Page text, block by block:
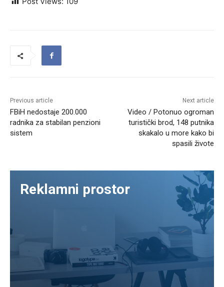
Previous article
FBiH nedostaje 200.000
radnika za stabilan penzioni
sistem
Next article
Video / Potonuo ogroman
turistički brod, 148 putnika
skakalo u more kako bi
spasili živote
Reklamni prostor